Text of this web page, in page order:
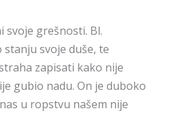
svoje grešnosti. Bl.
svoje duše, te
zapisati kako nije
gubio nadu. On je duboko
u ropstvu našem nije